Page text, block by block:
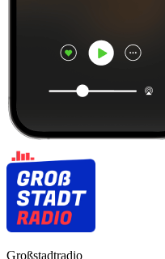
Großstadtradio